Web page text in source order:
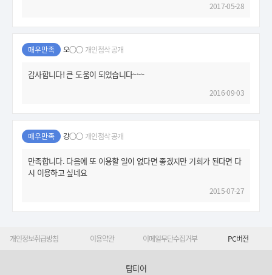
2017-05-28
매우만족 오○○ 개인첨삭 공개
감사합니다! 큰 도움이 되었습니다~~~
2016-09-03
매우만족 강○○ 개인첨삭 공개
만족합니다. 다음에 또 이용할 일이 없다면 좋겠지만 기회가 된다면 다
시 이용하고 싶네요
2015-07-27
개인정보취급방침 이용약관 이메일무단수집거부 PC버전
탑티어